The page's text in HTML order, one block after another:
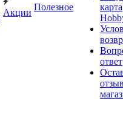
Акции
Полезное
карта
ответ